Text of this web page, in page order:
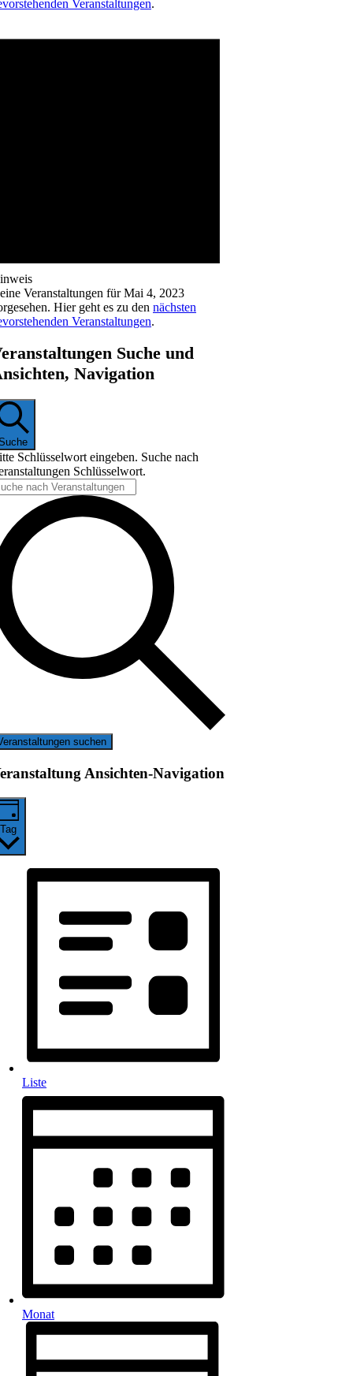
Veranstaltungen.
Veranstaltungen für Mai 4, 2023
Hier geht es zu den nächsten
Veranstaltungen.
Suche und
Navigation
Schlüsselwort eingeben. Suche nach
Schlüsselwort.
suchen
Ansichten-Navigation
Tag
Liste
Monat